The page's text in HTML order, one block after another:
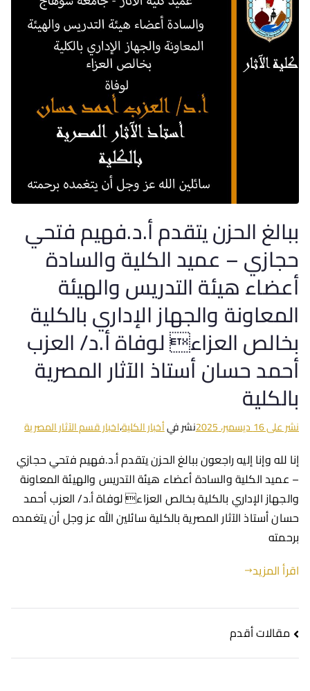
ببالغ الحزن يتقدم أ.د.فهيم فتحي
حجازي – عميد الكلية والسادة
أعضاء هيئة التدريس والهيئة
المعاونة والجهاز الإداري بالكلية
بخالص العزاء لوفاة أ.د/ العزب
أحمد حسان أستاذ الآثار المصرية
بالكلية
نشر على16 ديسمبر، 2025 نشر فيأخبار الكلية،اخبار قسم الآثار المصرية
إنا لله وإنا إليه راجعون ببالغ الحزن يتقدم أ.د.فهيم فتحي حجازي
– عميد الكلية والسادة أعضاء هيئة التدريس والهيئة المعاونة
والجهاز الإداري بالكلية بخالص العزاء لوفاة أ.د/ العزب أحمد
حسان أستاذ الآثار المصرية بالكلية سائلين الله عز وجل أن يتغمده
برحمته
اقرأ المزيد
مقالات أقدم